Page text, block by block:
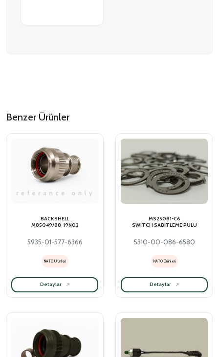
Benzer Ürünler
BACKSHELL
M85049/88-19N02
5935-01-577-6366
NATO Ürünleri
Detaylar
MS25081-C6
SWITCH SABİTLEME PULU
5310-00-086-6580
NATO Ürünleri
Detaylar